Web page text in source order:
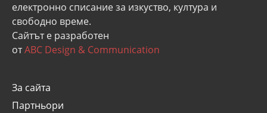
eлектронно списание за изкуство, култура и
свободно време.
Сайтът е разработен
отABC Design & Communication
За сайта
Партньори